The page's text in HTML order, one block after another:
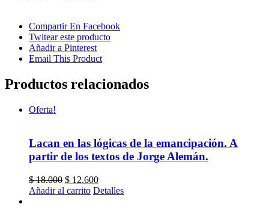
Compartir En Facebook
Twitear este producto
Añadir a Pinterest
Email This Product
Productos relacionados
Oferta!
Lacan en las lógicas de la emancipación. A
partir de los textos de Jorge Alemán.
$18.000 El
precio
$ 12.600El
precio
Añadir al carrito Detalles